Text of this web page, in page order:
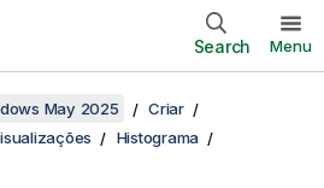
Search Menu
May 2025
Criar
Histograma